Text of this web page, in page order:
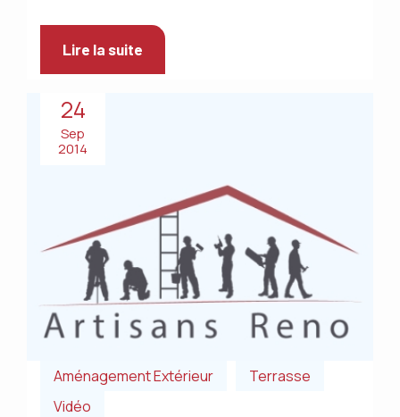
Lire la suite
24
Sep
2014
Aménagement Extérieur
Terrasse
Vidéo